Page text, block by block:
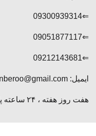
⇐09300939314
⇐09051877117
⇐09212143681
ایمیل: panberoo@gmail.com
هفت روز هفته ، ۲۴ ساعته پاسخگوی شما هستیم.